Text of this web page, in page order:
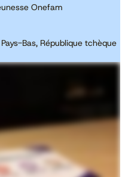
Onefam
Bas, République tchèque